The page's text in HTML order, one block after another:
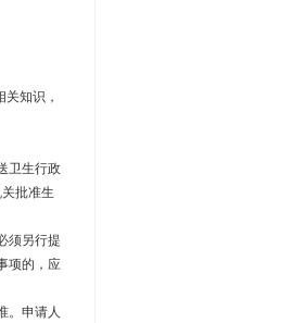
知识，
卫生行政
批准生
须另行提
项的，应
。申请人